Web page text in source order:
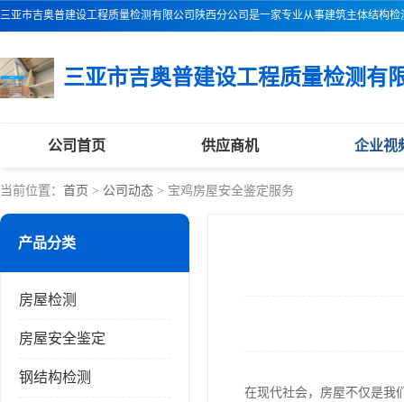
公司首页 供应商机 企业视
当前位置： 首页 > 公司动态 > 宝鸡房屋安全鉴定服务
产品分类
房屋检测
房屋安全鉴定
钢结构检测
在现代社会，房屋不仅是我